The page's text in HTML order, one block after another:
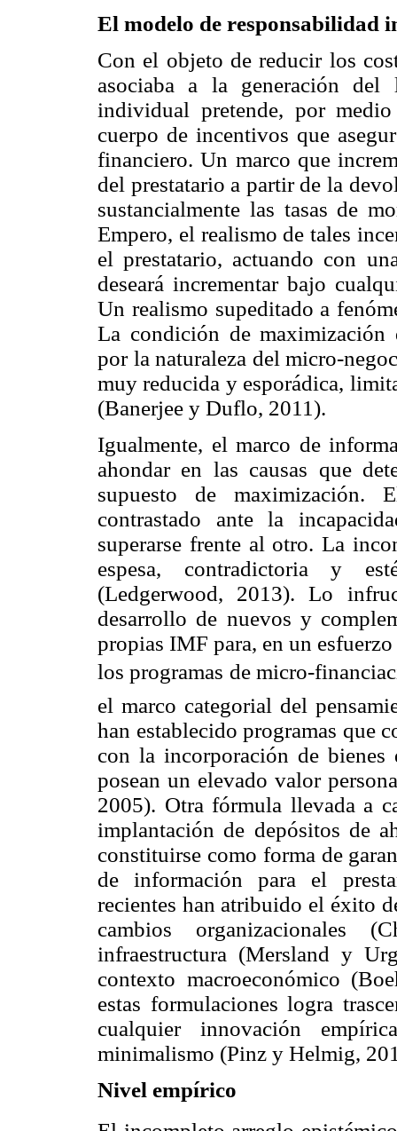
El modelo de responsabilidad
Con el objeto de reducir los
asociaba a la generación del
individual pretende, por
cuerpo de incentivos que
financiero. Un marco que
del prestatario a partir de la
sustancialmente las tasas de
Empero, el realismo de tales
el prestatario, actuando con
deseará incrementar bajo
Un realismo supeditado a
La condición de maximización
por la naturaleza del micro-
muy reducida y esporádica,
(Banerjee y Duflo, 2011).
Igualmente, el marco de
ahondar en las causas que
supuesto de maximización.
contrastado ante la
superarse frente al otro. La
espesa, contradictoria y
(Ledgerwood, 2013). Lo
desarrollo de nuevos y
propias IMF para, en un
los programas de micro-
el marco categorial del
han establecido programas que
con la incorporación de bienes
posean un elevado valor
2005). Otra fórmula llevada a
implantación de depósitos de
constituirse como forma de
de información para el
recientes han atribuido el éxito
cambios organizacionales
infraestructura (Mersland y
contexto macroeconómico
estas formulaciones logra
cualquier innovación
minimalismo (Pinz y Helmig,
Nivel empírico